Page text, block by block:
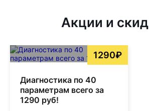
Акции и
1290₽
Диагностика по 40
параметрам всего за
1290 руб!